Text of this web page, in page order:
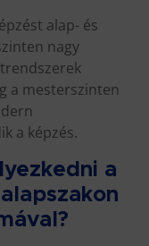
alap- és
nagy
a mesterszinten
a képzés.
a